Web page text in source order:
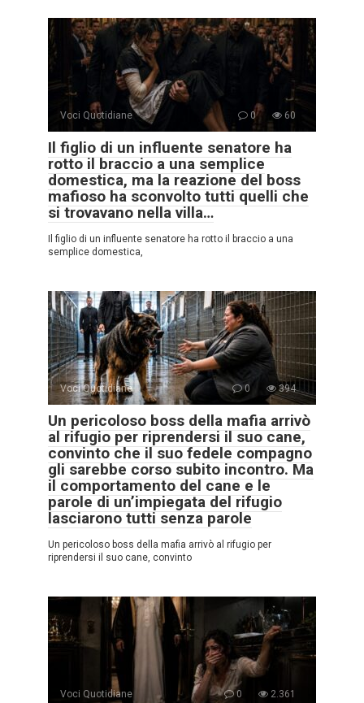
Voci Quotidiane 0 60
Il figlio di un influente senatore ha
rotto il braccio a una semplice
domestica, ma la reazione del boss
mafioso ha sconvolto tutti quelli che
si trovavano nella villa…
Il figlio di un influente senatore ha rotto il braccio a una
semplice domestica,
Voci Quotidiane 0 394
Un pericoloso boss della mafia arrivò
al rifugio per riprendersi il suo cane,
convinto che il suo fedele compagno
gli sarebbe corso subito incontro. Ma
il comportamento del cane e le
parole di un’impiegata del rifugio
lasciarono tutti senza parole
Un pericoloso boss della mafia arrivò al rifugio per
riprendersi il suo cane, convinto
Voci Quotidiane 0 2.361